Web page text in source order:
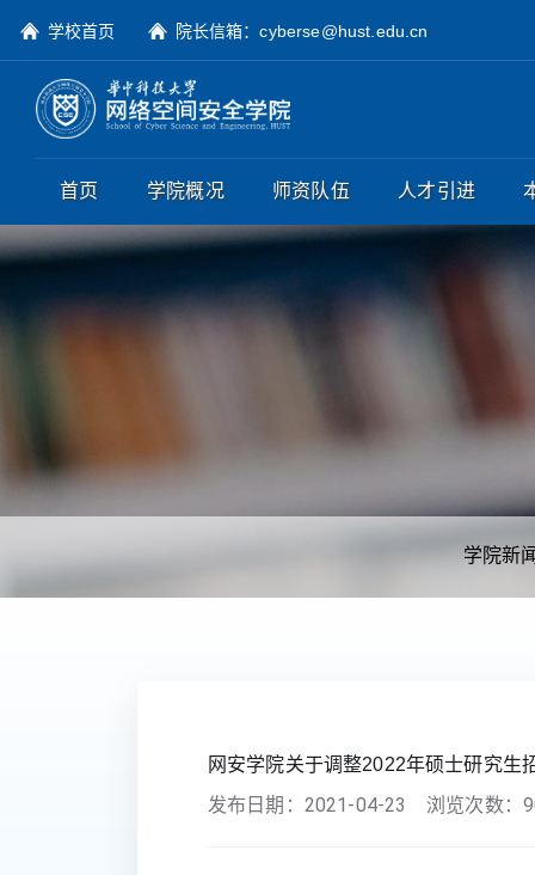
学校首页 院长信箱：cyberse@hust.edu.cn
首页 学院概况 师资队伍 人才引进
学院新
网安学院关于调整2022年硕士研究生
发布日期： 2021-04-23 浏览次数：